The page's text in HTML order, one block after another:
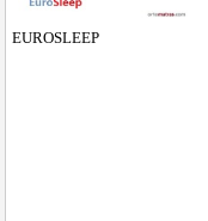
EUROSLEEP